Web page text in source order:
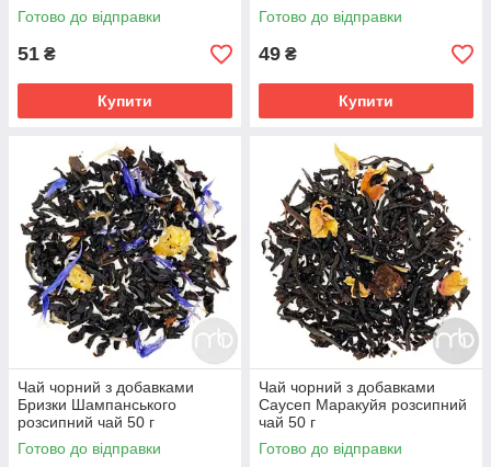
Готово до відправки
51 ₴
Купити
Готово до відправки
49 ₴
Купити
Чай чорний з добавками
Бризки Шампанського
розсипний чай 50 г
Готово до відправки
Чай чорний з добавками
Саусеп Маракуйя розсипний
чай 50 г
Готово до відправки